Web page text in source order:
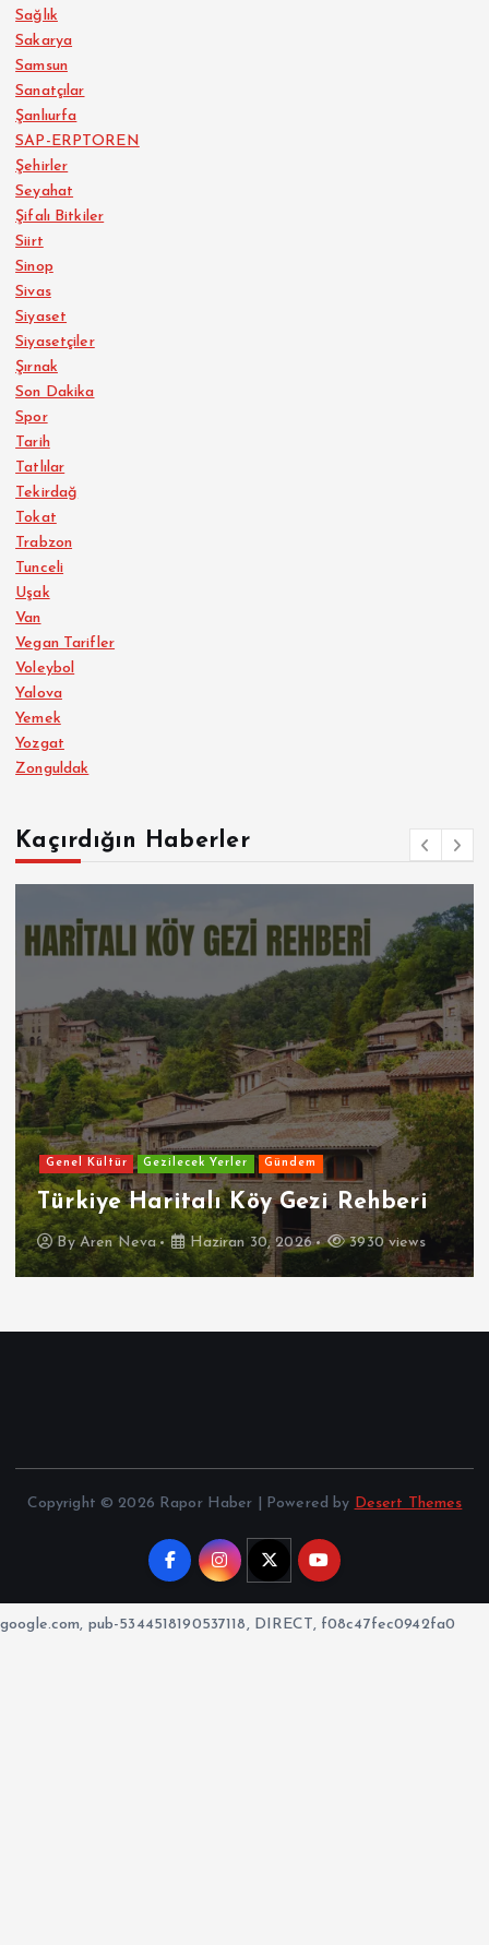
Sağlık
Sakarya
Samsun
Sanatçılar
Şanlıurfa
SAP-ERPTOREN
Şehirler
Seyahat
Şifalı Bitkiler
Siirt
Sinop
Sivas
Siyaset
Siyasetçiler
Şırnak
Son Dakika
Spor
Tarih
Tatlılar
Tekirdağ
Tokat
Trabzon
Tunceli
Uşak
Van
Vegan Tarifler
Voleybol
Yalova
Yemek
Yozgat
Zonguldak
Kaçırdığın Haberler
Genel Kültür Gezilecek Yerler Gündem
Türkiye Haritalı Köy Gezi Rehberi
ByAren Neva Haziran 30, 2026 3930 views
Copyright © 2026 Rapor Haber | Powered by Desert Themes
google.com, pub-5344518190537118, DIRECT, f08c47fec0942fa0